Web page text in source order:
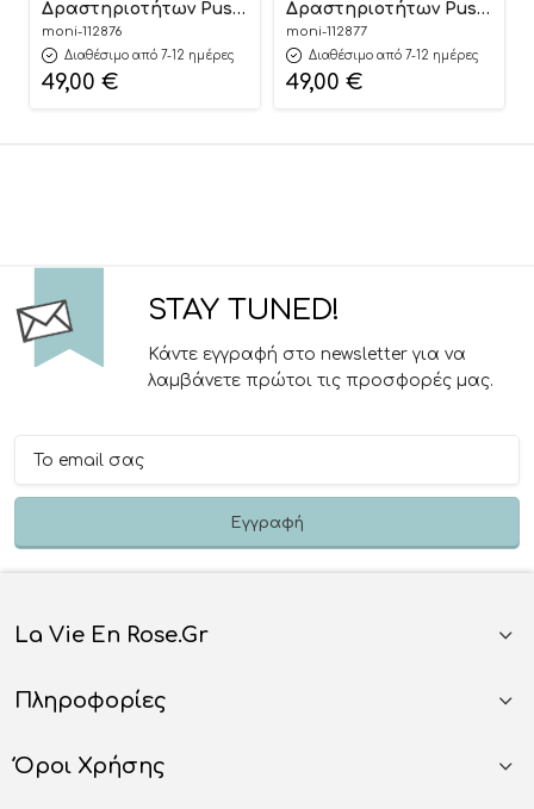
Δραστηριοτήτων Push
Walker 5 in 1 Modo
HE0813 Blue
3801005602964 12m+ –
Moni Toys
moni-112876
Διαθέσιμο από 7-12 ημέρες
49,00 €
Δραστηριοτήτων Push
Walker 5 in 1 Modo
HE0813 Pink
3801005602971 12m+ –
Moni Toys
moni-112877
Διαθέσιμο από 7-12 ημέρες
49,00 €
STAY TUNED!
Κάντε εγγραφή στο newsletter για να
λαμβάνετε πρώτοι τις προσφορές μας.
La Vie En Rose.gr
Πληροφορίες
Όροι Χρήσης